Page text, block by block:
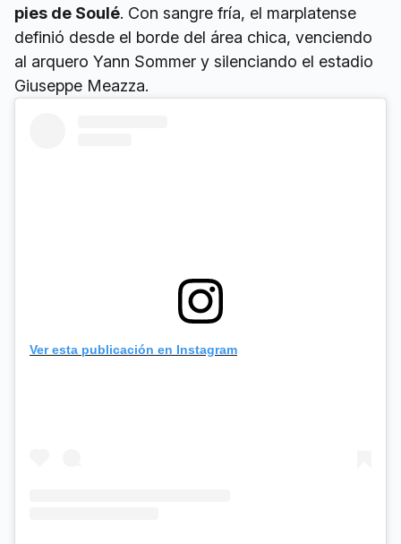
pies de Soulé. Con sangre fría, el marplatense
definió desde el borde del área chica, venciendo
al arquero Yann Sommer y silenciando el estadio
Giuseppe Meazza.
Ver esta publicación en Instagram